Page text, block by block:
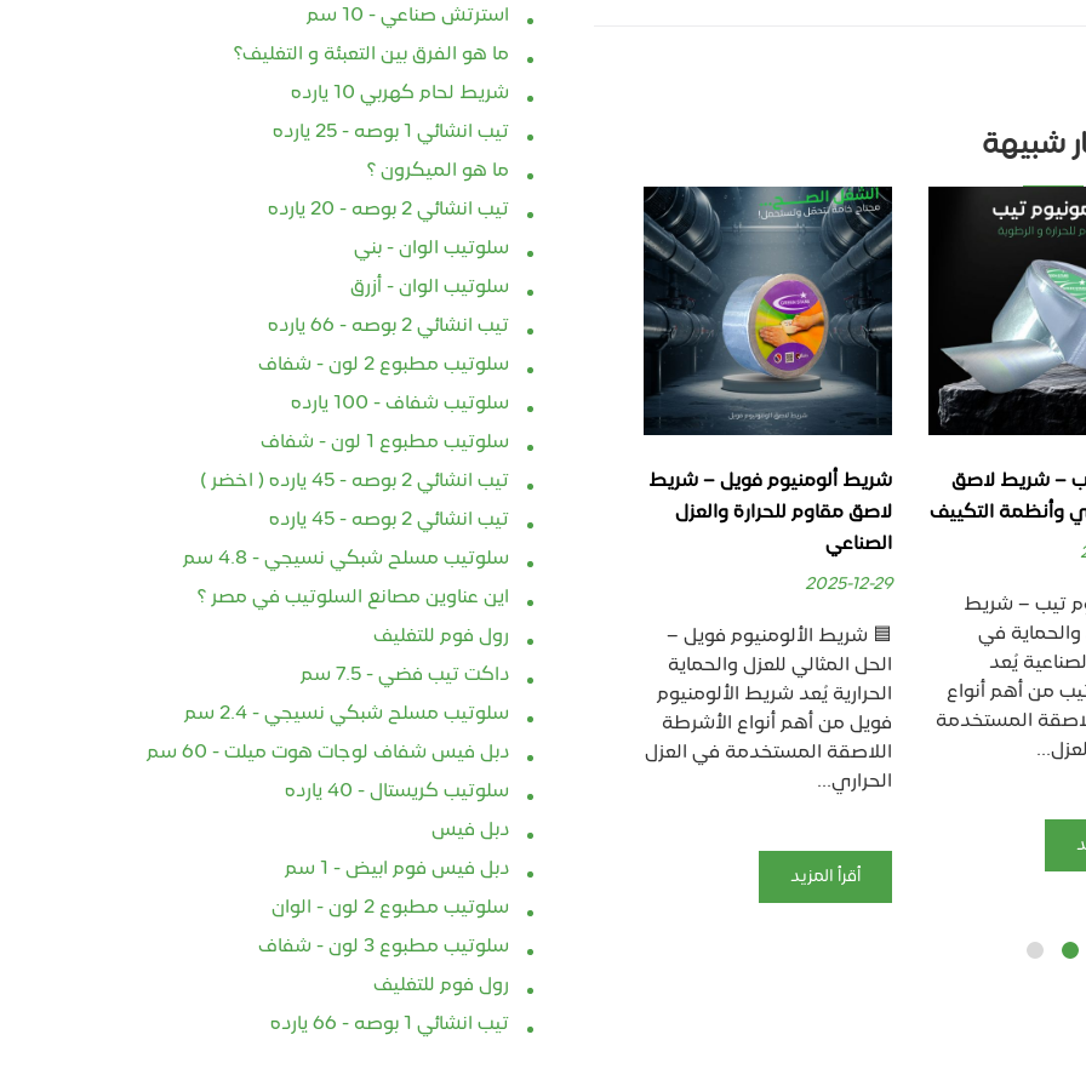
شبيهة
فويل – شريط
والعزل
فويل –
للعزل والحماية
شريط الألومنيوم
أنواع الأشرطة
في العزل
شريط ألومنيوم فويل – شريط
لاصق مقاوم للحرارة والعزل
الصناعي
2025-12-29
🟦 شريط الألومنيوم فويل –
الحل المثالي للعزل والحماية
الحرارية يُعد شريط الألومنيوم
فويل من أهم أنواع الأشرطة
اللاصقة المستخدمة في العزل
الحراري...
أقرأ المزيد
ألمنيوم فويل عالي الجودة –
حماية مثالية للطعام والتغليف
🥇 الألومنيوم الفويل – الحماية
المثالية لحفظ الطعام وتغليف
الفويل واحدًا من أكثر مواد
التغليف انتشارًا حول العالم،
أقرأ المزيد
شريط ألومنيوم فويل –
مقاومة عالية للحرارة والعوامل
للاستخدام في البيئات الصعبة. .
لاصق قوي وثابت يمنح أداء
طويل الأمد...
أقرأ المزيد
استرتش صناعي - 10 سم
ما هو الفرق بين التعبئة و التغليف؟
شريط لحام كهربي 10 يارده
تيب انشائي 1 بوصه - 25 يارده
ما هو الميكرون ؟
تيب انشائي 2 بوصه - 20 يارده
سلوتيب الوان - بني
سلوتيب الوان - أزرق
تيب انشائي 2 بوصه - 66 يارده
سلوتيب مطبوع 2 لون - شفاف
سلوتيب شفاف - 100 يارده
سلوتيب مطبوع 1 لون - شفاف
تيب انشائي 2 بوصه - 45 يارده ( اخضر )
تيب انشائي 2 بوصه - 45 يارده
سلوتيب مسلح شبكي نسيجي - 4.8 سم
اين عناوين مصانع السلوتيب في مصر ؟
رول فوم للتغليف
داكت تيب فضي - 7.5 سم
سلوتيب مسلح شبكي نسيجي - 2.4 سم
دبل فيس شفاف لوجات هوت ميلت - 60 سم
سلوتيب كريستال - 40 يارده
دبل فيس
دبل فيس فوم ابيض - 1 سم
سلوتيب مطبوع 2 لون - الوان
سلوتيب مطبوع 3 لون - شفاف
رول فوم للتغليف
تيب انشائي 1 بوصه - 66 يارده